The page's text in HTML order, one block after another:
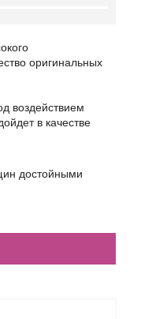
оригинальных
воздействием
в качестве
достойными